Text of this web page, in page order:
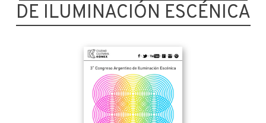
DE ILUMINACIÓN ESCÉNICA